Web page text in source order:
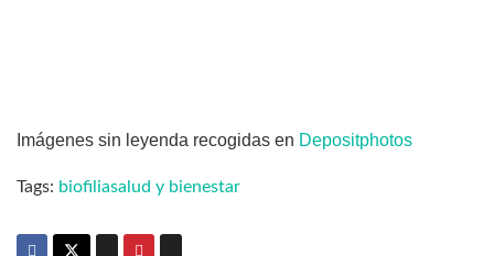
Imágenes sin leyenda recogidas en Depositphotos
Tags: biofiliasalud y bienestar